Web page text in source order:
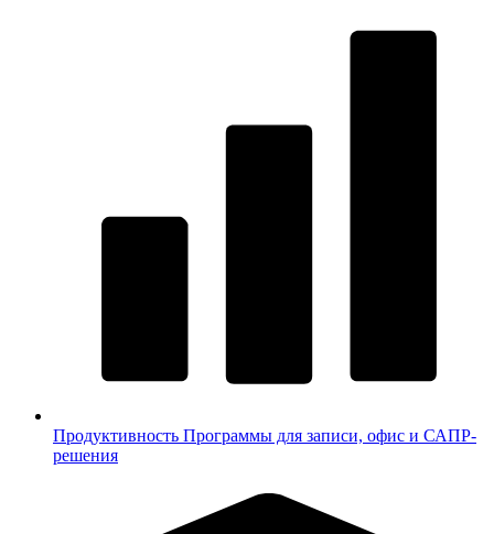
Продуктивность Программы для записи, офис и САПР-
решения